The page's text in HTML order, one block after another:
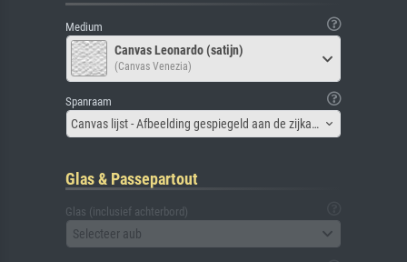
Medium
Canvas Leonardo (satijn)
(Canvas Venezia)
Spanraam
Canvas lijst - Afbeelding gespiegeld aan de zijkant
Glas & Passepartout
Glas (inclusief achterbord)
Selecteer aub